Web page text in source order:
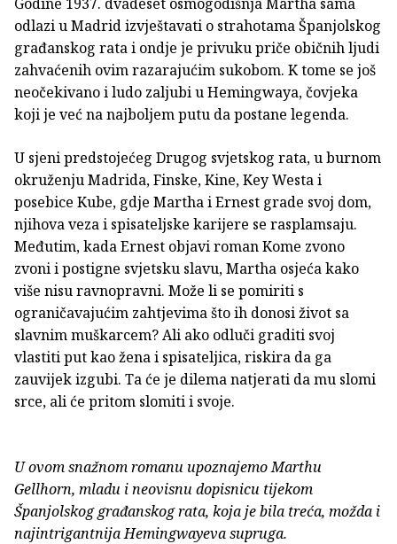
odlazi u Madrid izvještavati o strahotama Španjolskog
građanskog rata i ondje je privuku priče običnih ljudi
zahvaćenih ovim razarajućim sukobom. K tome se još
neočekivano i ludo zaljubi u Hemingwaya, čovjeka
koji je već na najboljem putu da postane legenda.
U sjeni predstojećeg Drugog svjetskog rata, u burnom
okruženju Madrida, Finske, Kine, Key Westa i
posebice Kube, gdje Martha i Ernest grade svoj dom,
njihova veza i spisateljske karijere se rasplamsaju.
Međutim, kada Ernest objavi roman Kome zvono
zvoni i postigne svjetsku slavu, Martha osjeća kako
više nisu ravnopravni. Može li se pomiriti s
ograničavajućim zahtjevima što ih donosi život sa
slavnim muškarcem? Ali ako odluči graditi svoj
vlastiti put kao žena i spisateljica, riskira da ga
zauvijek izgubi. Ta će je dilema natjerati da mu slomi
srce, ali će pritom slomiti i svoje.
U ovom snažnom romanu upoznajemo Marthu
Gellhorn, mladu i neovisnu dopisnicu tijekom
Španjolskog građanskog rata, koja je bila treća, možda i
najintrigantnija Hemingwayeva supruga.